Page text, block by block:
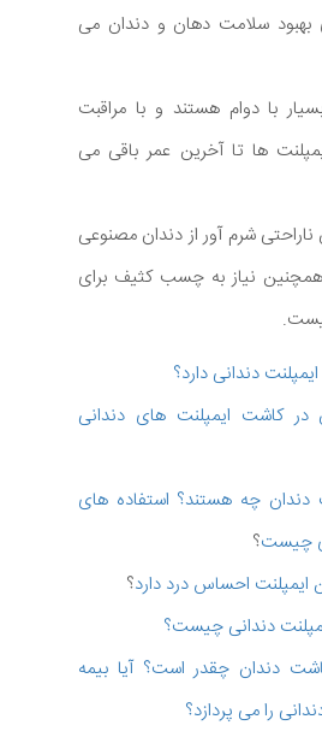
بهبود سلامت دهان و دندان می
با دوام هستند و با مراقبت
ها تا آخرین عمر باقی می
شرم آور از دندان مصنوعی
همچنین نیاز به چسب کثیف برای
دندانی دارد؟
کاشت ایمپلنت های دندانی
چه هستند؟ استفاده های
چیست؟
ایمپلنت احساس درد دارد؟
دندانی چیست؟
دندان چقدر است؟ آیا بیمه
را می پردازد؟